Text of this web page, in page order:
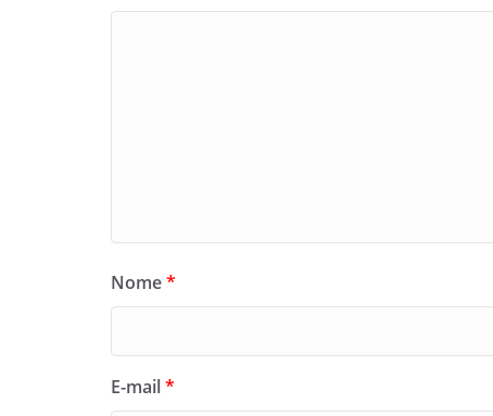
Nome*
E-mail*